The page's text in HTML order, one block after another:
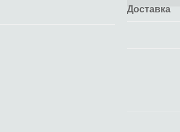
Доставка